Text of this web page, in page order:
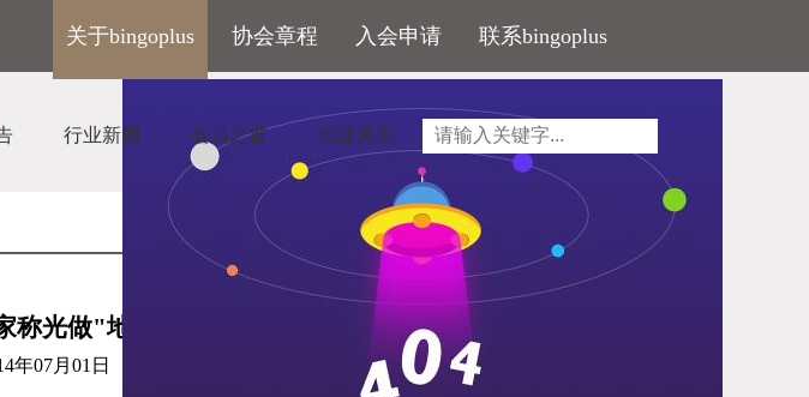
关于bingoplus 协会章程 入会申请 联系bingoplus
行业新闻 会员之窗
党建风采
称光做"地产
年07月 01 日